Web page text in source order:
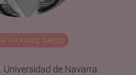
ARANAZ OROZ
Universidad de Navarra.